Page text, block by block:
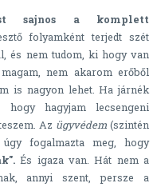
sajnos a komplett
folyamként terjedt szét
és nem tudom, ki hogy van
nem akarom erőből
is nagyon lehet. Ha járnék
hogy hagyjam lecsengeni
Az ügyvédem (szintén
fogalmazta meg, hogy
És igaza van. Hát nem a
annyi szent, persze a